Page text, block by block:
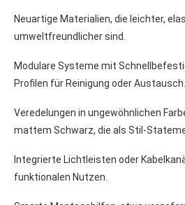
Neuartige Materialien, die leichter,
umweltfreundlicher sind.
Modulare Systeme mit
Profilen für Reinigung oder Austausch.
Veredelungen in ungewöhnlichen
mattem Schwarz, die als Stil-
Integrierte Lichtleisten oder
funktionalen Nutzen.